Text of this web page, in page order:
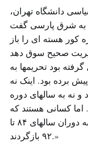
دانشگاه تهران،
به شرق پارسی گفت
کور هسته ای را باز
صحیح سوق دهد
بود تحریمها به
برده بود. اینک نه
نه به سالهای دوره
کسانی هستند که
دلواپس اند و گویی دوست دارند به دوران سالهای ۸۴ تا
۹۲ بازگردند.»